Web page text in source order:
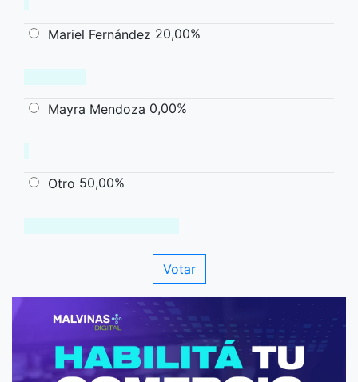
Mariel Fernández 20,00%
Mayra Mendoza 0,00%
Otro 50,00%